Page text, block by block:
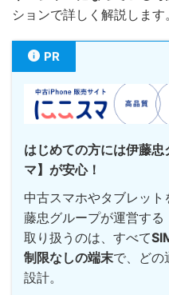
ションで詳しく解説します。
PR
はじめての方には伊藤
マ】が安心！
中古スマホやタブレッ
藤忠グループが運営する
取り扱うのは、すべて
制限なしの端末で、どの
設計。